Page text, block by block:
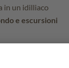
in un idilliaco
e escursioni